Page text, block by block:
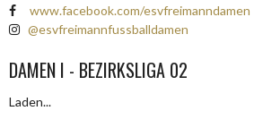
www.facebook.com/esvfreimanndamen
@esvfreimannfussballdamen
DAMEN I - BEZIRKSLIGA 02
Laden...